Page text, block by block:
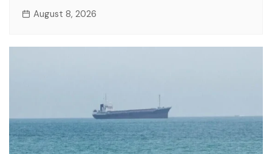
August 8, 2026